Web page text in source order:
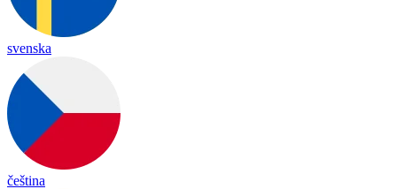
svenska
čeština